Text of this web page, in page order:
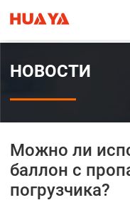
НОВОСТИ
Можно ли
баллон с
погрузчика?